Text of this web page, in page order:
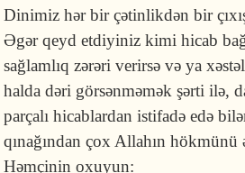
Dinimiz hər bir çətinlikdən bir
Əgər qeyd etdiyiniz kimi hicab
sağlamlıq zərəri verirsə və ya
halda dəri görsənməmək şərti ilə,
parçalı hicablardan istifadə edə
qınağından çox Allahın hökmünü
Həmçinin oxuyun: